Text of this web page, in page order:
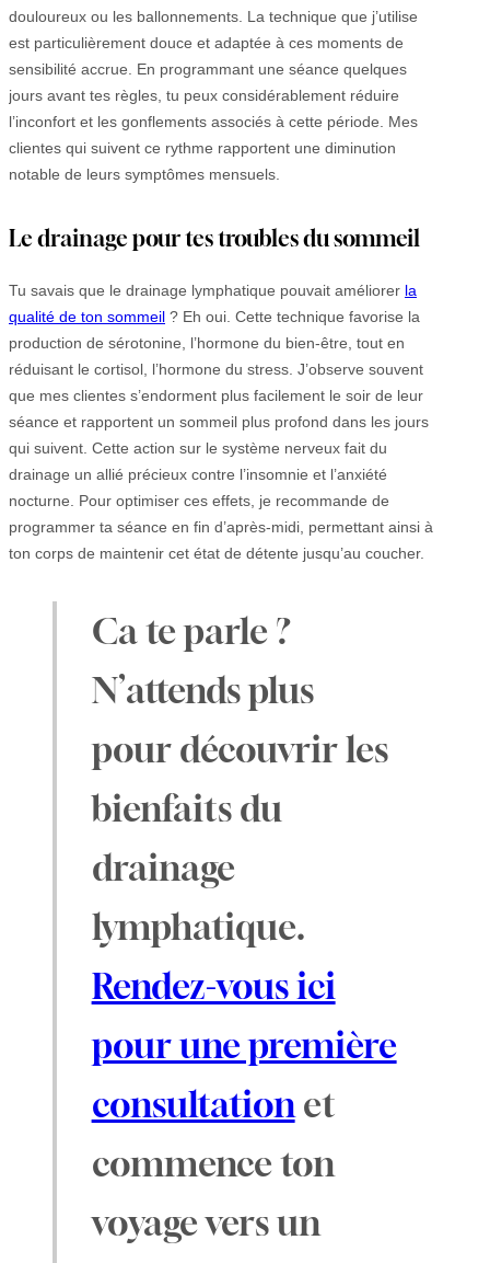
douloureux ou les ballonnements. La technique que j’utilise
est particulièrement douce et adaptée à ces moments de
sensibilité accrue. En programmant une séance quelques
jours avant tes règles, tu peux considérablement réduire
l’inconfort et les gonflements associés à cette période. Mes
clientes qui suivent ce rythme rapportent une diminution
notable de leurs symptômes mensuels.
Le drainage pour tes troubles du sommeil
Tu savais que le drainage lymphatique pouvait améliorer la
qualité de ton sommeil ? Eh oui. Cette technique favorise la
production de sérotonine, l’hormone du bien-être, tout en
réduisant le cortisol, l’hormone du stress. J’observe souvent
que mes clientes s’endorment plus facilement le soir de leur
séance et rapportent un sommeil plus profond dans les jours
qui suivent. Cette action sur le système nerveux fait du
drainage un allié précieux contre l’insomnie et l’anxiété
nocturne. Pour optimiser ces effets, je recommande de
programmer ta séance en fin d’après-midi, permettant ainsi à
ton corps de maintenir cet état de détente jusqu’au coucher.
Ca te parle ?
N’attends plus
pour découvrir les
bienfaits du
drainage
lymphatique.
Rendez-vous ici
pour une première
consultation et
commence ton
voyage vers un